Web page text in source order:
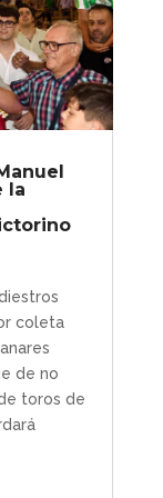
la
coleta
de no
toros de